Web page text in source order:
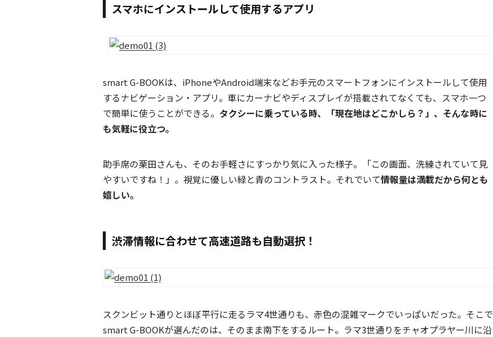
スマホにインストールして使用するアプリ
smart G-BOOKは、iPhoneやAndroid端末などお手元のスマートフォンにインストールして使用
するナビゲーション・アプリ。車にカーナビやディスプレイが搭載されてなくても、スマホ一つ
で簡単に使うことができる。 タクシーに乗っている時、「現在地はどこかしら？」、そんな時に
も気軽に役立つ。
助手席の栗田さんも、そのお手軽さにすっかり気に入った様子。「この画面、洗練されていて見
やすいですね！」。視覚に優しい緑と青のコントラスト。それでいて情報量は満載だから何とも
嬉しい。
渋滞情報に合わせて高速道路も自動選択！
スクンビット通りとほぼ平行に走るラマ4世通りも、赤色の混雑マークでいっぱいだった。そこで
smart G-BOOKが選んだのは、そのまま南下をするルート。ラマ3世通りをチャオプラヤー川に沿